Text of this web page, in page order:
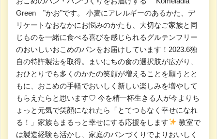
Green ”かお”です。 小麦にアレルギーのあるかた、デ
リケートなおなかにお悩みのかたも、大切なご家族と同
じものを一緒に食べる喜びを感じられるグルテンフリー
のおいしいおこめのパンをお届けしています！2023.6独
自の特許製法を取得。まいにちの食の選択肢が広がり、
おひとりでも多くのかたの笑顔が増えることを願うとと
もに、おこめの手軽でおいしく新しい楽しみを増やして
もらえたらと思います♡ 今を精一杯生きる人が今よりち
ょっと元気で笑顔になれたら「とてつもなく幸せになれ
る！」家族もまるっと幸せにする応援をします
教室で
は製造経験も活かし、家庭のパンづくりでよりおいしく